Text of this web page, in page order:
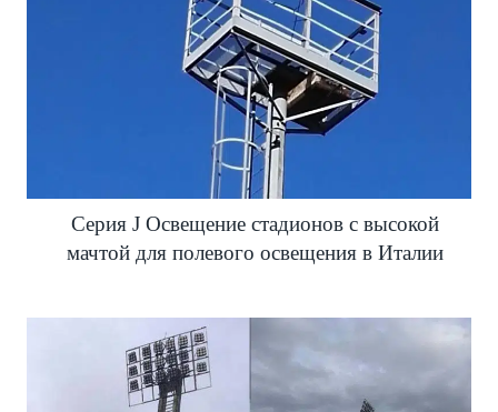
Серия J Освещение стадионов с высокой
мачтой для полевого освещения в Италии